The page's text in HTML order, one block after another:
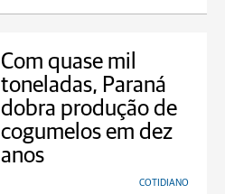
Com quase mil
toneladas, Paraná
dobra produção de
cogumelos em dez
anos
COTIDIANO